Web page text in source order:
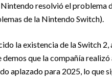
resolvió el problema
de la Nintendo Switch).
la existencia de la Switch 2,
demos que la compañía
aplazado para 2025, lo que